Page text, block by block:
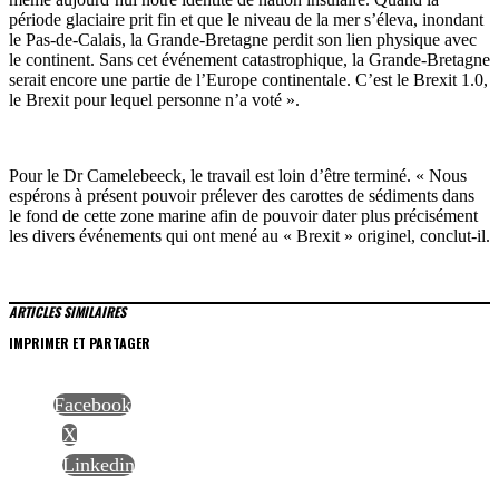
période glaciaire prit fin et que le niveau de la mer s’éleva, inondant
le Pas-de-Calais, la Grande-Bretagne perdit son lien physique avec
le continent. Sans cet événement catastrophique, la Grande-Bretagne
serait encore une partie de l’Europe continentale. C’est le Brexit 1.0,
le Brexit pour lequel personne n’a voté ».
Pour le Dr Camelebeeck, le travail est loin d’être terminé. « Nous
espérons à présent pouvoir prélever des carottes de sédiments dans
le fond de cette zone marine afin de pouvoir dater plus précisément
les divers événements qui ont mené au « Brexit » originel, conclut-il.
ARTICLES SIMILAIRES
IMPRIMER ET PARTAGER
Facebook
X
Linkedin